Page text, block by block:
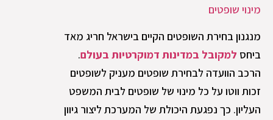
מינוי שופטים
מנגנון בחירת השופטים הקיים בישראל חריג מאד
ביחס למקובל במדינות דמוקרטיות בעולם.
הרכב הוועדה לבחירת שופטים מעניק לשופטים
זכות ווטו על כל מינוי של שופטים לבית המשפט
העליון. כך נפגעת היכולת של המערכת ליצור גיוון